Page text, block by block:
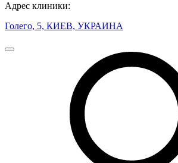
Адрес клиники:
Голего, 5, КИЕВ, УКРАИНА